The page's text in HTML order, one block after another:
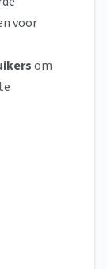
voor
om